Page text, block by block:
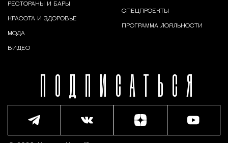
ПОДПИСАТЬСЯ
РЕСТОРАНЫ И БАРЫ
КРАСОТА И ЗДОРОВЬЕ
МОДА
ВИДЕО
СПЕЦПРОЕКТЫ
ПРОГРАММА ЛОЯЛЬНОСТИ